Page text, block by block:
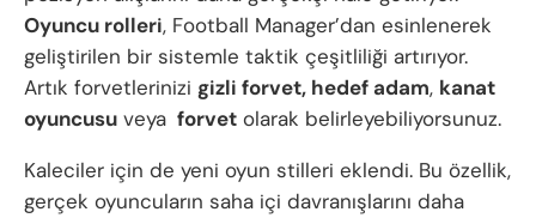
Oyuncu rolleri, Football Manager’dan esinlenerek
geliştirilen bir sistemle taktik çeşitliliği artırıyor.
Artık forvetlerinizi gizli forvet, hedef adam, kanat
oyuncusu veya forvet olarak belirleyebiliyorsunuz.
Kaleciler için de yeni oyun stilleri eklendi. Bu özellik,
gerçek oyuncuların saha içi davranışlarını daha